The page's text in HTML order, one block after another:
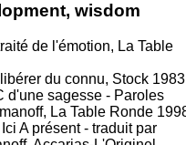
wisdom
de l'émotion, La Table
du connu, Stock
d'une sagesse - Paroles
La Table Ronde
A présent - traduit par